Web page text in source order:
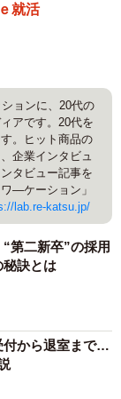
就活
ョンに、20代の
アです。20代を
。ヒット商品の
企業インタビュ
タビュー記事を
―ケーション」
lab.re-katsu.jp/
第二新卒”の採用
訣とは
から退室まで…